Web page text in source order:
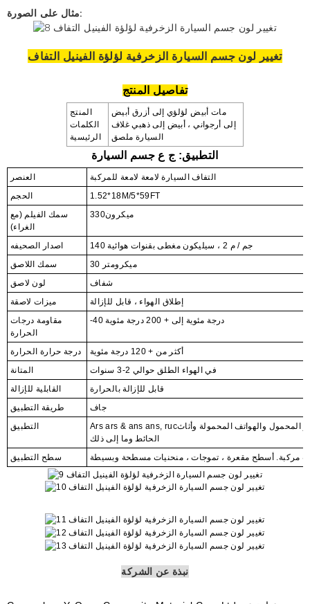
مثال على الصورة:
تغيير لون جسم السيارة الزخرفية لؤلؤة الفينيل التفاف
تفاصيل المنتج
المنتج
الكلمات
الرئيسية
مات أبيض لؤلؤي إلى أزرق أبيض
إلى أرجواني ، أبيض إلى ذهبي غلاف
السيارة ملصق
التطبيق: ج ع جسم السيارة
العنصر
التفاف السيارة لامعة لامعة للمركبة
الحجم
1.52*18M/5*59FT
سمك الفيلم (مع
الغراء)
ميكرون330
اصدار الصحيفه
140 جم / م 2 ، سيليكون مغطى بقنوات هوائية
سمك اللاصق
30 ميكرومتر
لون لاصق
شفاف
ميزات لاصقة
إطلاق الهواء ، قابل للإزالة
مقاومة درجات
الحرارة
-40 درجة مئوية إلى + 200 درجة مئوية
درجة حرارة الحرارة
أكثر من + 120 درجة مئوية
المتانة
في الهواء الطلق حوالي 2-3 سنوات
القابلية للإزالة
قابل للإزالة بالحرارة
طريقة التطبيق
جاف
التطبيق
Ars ars & ans ans, rucالظهر. مركبة مائية. أجهزة الكمبيوتر المحمول والهواتف المحمولة وأثاث
الحائط وما إلى ذلك
سطح التطبيق
مركبة. أسطح مقعرة ، تموجات ، منحنيات مسطحة وبسيطة
نبذة عن الشركة